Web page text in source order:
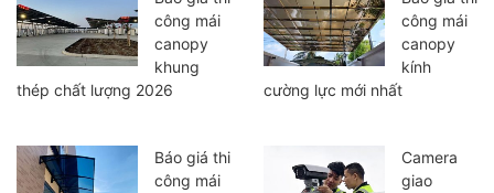
công mái
canopy
khung
thép chất lượng 2026
công mái
canopy
kính
cường lực mới nhất
Báo giá thi
công mái
Camera
giao